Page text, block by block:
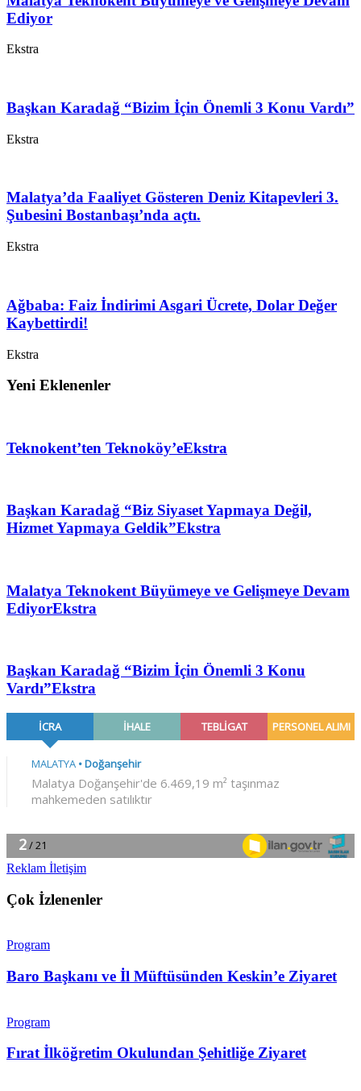
Ediyor
Ekstra
Başkan Karadağ “Bizim İçin Önemli 3 Konu Vardı”
Ekstra
Malatya’da Faaliyet Gösteren Deniz Kitapevleri 3.
Şubesini Bostanbaşı’nda açtı.
Ekstra
Ağbaba: Faiz İndirimi Asgari Ücrete, Dolar Değer
Kaybettirdi!
Ekstra
Yeni Eklenenler
Teknokent’ten Teknoköy’eEkstra
Başkan Karadağ “Biz Siyaset Yapmaya Değil,
Hizmet Yapmaya Geldik”Ekstra
Malatya Teknokent Büyümeye ve Gelişmeye Devam
EdiyorEkstra
Başkan Karadağ “Bizim İçin Önemli 3 Konu
Vardı”Ekstra
Reklam İletişim
Çok İzlenenler
Program
Baro Başkanı ve İl Müftüsünden Keskin’e Ziyaret
Program
Fırat İlköğretim Okulundan Şehitliğe Ziyaret